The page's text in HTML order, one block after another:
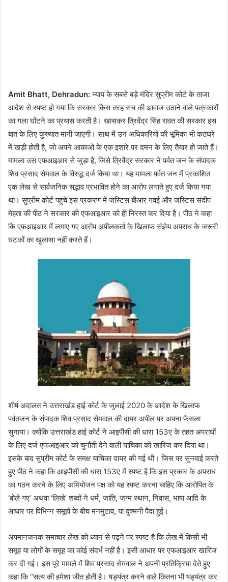
Amit Bhatt, Dehradun:न्याय के सबसे बड़े मंदिर सुप्रीम कोर्ट के ताजा
आदेश से स्पष्ट हो गया कि सरकार किस तरह सच की आवाज उठाने वाले पत्रकारों
का गला घोंटने का प्रयास करती है। खासकर त्रिवेंद्र सिंह रावत की सरकार इस
बात के लिए कुख्यात मानी जाएगी। साथ में उन अधिकारियों की भूमिका भी कठघरे
में खड़ी होती है, जो अपने आकाओं के एक इशारे पर दमन के लिए तैयार हो जाते हैं।
मामला उस एफआइआर से जुड़ा है, जिसे त्रिवेंद्र सरकार ने पर्वत जन के संपादक
शिव प्रसाद सेमवाल के विरुद्ध दर्ज किया था। यह मामला पर्वत जन में प्रकाशित
एक लेख से सार्वजनिक सद्भाव प्रभावित होने का आरोप लगाते हुए दर्ज किया गया
था। सुप्रीम कोर्ट पहुंचे इस प्रकरण में जस्टिस बीआर गवई और जस्टिस संदीप
मेहता की पीठ ने सरकार की एफआइआर को ही निरस्त कर दिया है। पीठ ने कहा
कि एफआइआर में लगाए गए आरोप अपीलकर्ता के खिलाफ संज्ञेय अपराध के जरूरी
घटकों का खुलासा नहीं करते हैं।
शीर्ष अदालत ने उत्तराखंड हाई कोर्ट के जुलाई 2020 के आदेश के खिलाफ
पर्वतजन के संपादक शिव प्रसाद सेमवाल की दायर अपील पर अपना फैसला
सुनाया। क्योंकि उत्तराखंड हाई कोर्ट ने आइपीसी की धारा 153ए के तहत अपराधों
के लिए दर्ज एफआइआर को चुनौती देने वाली याचिका को खारिज कर दिया था।
इसके बाद सुप्रीम कोर्ट के समक्ष याचिका दायर की गई थी। जिस पर सुनवाई करते
हुए पीठ ने कहा कि आइपीसी की धारा 153ए में स्पष्ट है कि इस प्रकार के अपराध
का गठन करने के लिए अभियोजन पक्ष को यह स्पष्ट करना चाहिए कि आरोपित के
‘बोले गए’ अथवा ‘लिखे’ शब्दों ने धर्म, जाति, जन्म स्थान, निवास, भाषा आदि के
आधार पर विभिन्न समूहों के बीच मनमुटाव, या दुश्मनी पैदा हुई।
अपमानजनक समाचार लेख को ध्यान से पढ़ने पर स्पष्ट है कि लेख में किसी भी
समूह या लोगों के समूह का कोई संदर्भ नहीं है। इसी आधार पर एफआइआर खारिज
कर दी गई। इस पूरे मामले में शिव प्रसाद सेमवाल ने अपनी प्रतिक्रिया देते हुए
कहा कि “सत्य की हमेशा जीत होती है। षड्यंत्र करने वाले कितना भी षड्यंत्र कर